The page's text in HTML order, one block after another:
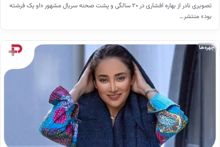
تصویری نادر از بهاره افشاری در ۲۰ سالگی و پشت صحنه سریال مشهور «او یک فرشته
بود» منتشر…
چهره‌ها